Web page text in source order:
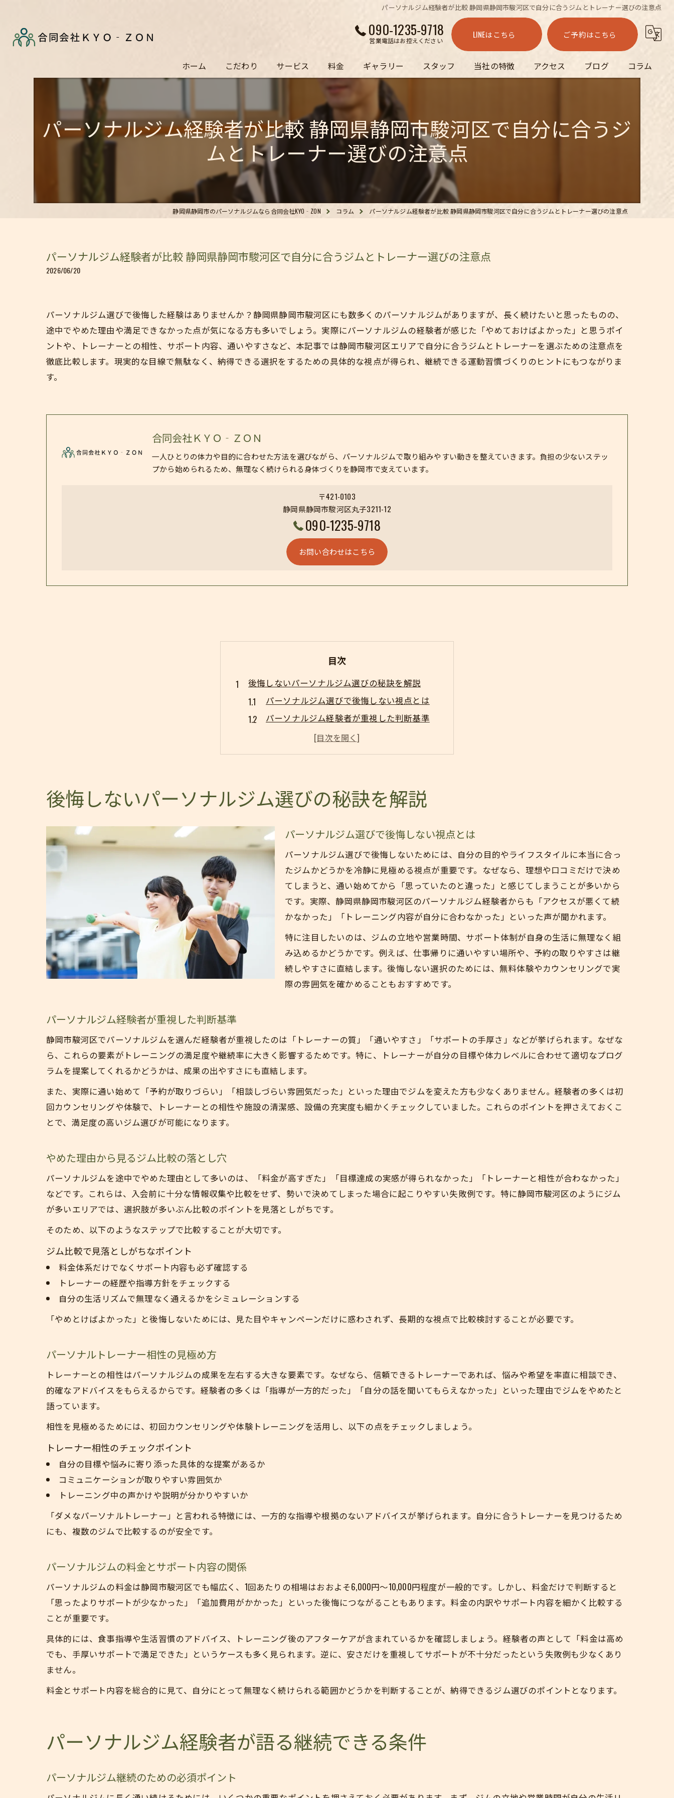
パーソナルジム経験者が比較 静岡県静岡市駿河区で自分に合うジムとトレーナー選びの注意点
090-1235-9718
営業電話はお控えください
LINEはこちら ご予約はこちら
ホーム こだわり サービス 料金 ギャラリー スタッフ 当社の特徴
ピラティス
アクセス ブログ コラム
パーソナルジム経験者が比較 静岡県静岡市駿河区で自分に合うジ
ムとトレーナー選びの注意点
静岡県静岡市のパーソナルジムなら合同会社KYO‐ZON コラム パーソナルジム経験者が比較 静岡県静岡市駿河区で自分に合うジムとトレーナー選びの注意点
パーソナルジム経験者が比較 静岡県静岡市駿河区で自分に合うジムとトレーナー選びの注意点
2026/06/20
パーソナルジム選びで後悔した経験はありませんか？静岡県静岡市駿河区にも数多くのパーソナルジムがありますが、長く続けたいと思ったものの、
途中でやめた理由や満足できなかった点が気になる方も多いでしょう。実際にパーソナルジムの経験者が感じた「やめておけばよかった」と思うポイ
ントや、トレーナーとの相性、サポート内容、通いやすさなど、本記事では静岡市駿河区エリアで自分に合うジムとトレーナーを選ぶための注意点を
徹底比較します。現実的な目線で無駄なく、納得できる選択をするための具体的な視点が得られ、継続できる運動習慣づくりのヒントにもつながりま
す。
合同会社ＫＹＯ‐ＺＯＮ
一人ひとりの体力や目的に合わせた方法を選びながら、パーソナルジムで取り組みやすい動きを整えていきます。負担の少ないステッ
プから始められるため、無理なく続けられる身体づくりを静岡市で支えています。
〒421-0103
静岡県静岡市駿河区丸子3211-12
090-1235-9718
お問い合わせはこちら
目次
後悔しないパーソナルジム選びの秘訣を解説
パーソナルジム選びで後悔しない視点とは
パーソナルジム経験者が重視した判断基準
やめた理由から見るジム比較の落とし穴
パーソナルトレーナー相性の見極め方
パーソナルジム経験者が語る継続できる条件
パーソナルジム継続のための必須ポイント
経験者が感じた通いやすさの重要性
パーソナルトレーナーの対応力で変わる習慣
サポート体制が続けやすさに与える影響
パーソナルジムを続けた人の共通点
静岡市駿河区で相性重視のジム選び実践法
静岡市駿河区でパーソナルジムを選ぶコツ
パーソナルジムの体験で確認すべき点
生活動線に合うパーソナルジムの探し方
相性重視で比較するパーソナルジムの条件
ダメなパーソナルトレーナーの特徴を解説
サポート不足が招くパーソナルジム離脱例
失敗を防ぐジム選びのポイントまとめ
パーソナルトレーナー選びで後悔しない方法
トレーナーの質と対応力で選ぶべき理由
トレーナーの対応力で満足度が変わる
パーソナルジムで求めたいサポート内容
無駄なく納得できるパーソナルジム比較術
パーソナルジム比較で重視すべき視点
サポート体制で選ぶパーソナルジム比較法
後悔しないパーソナルジム選びの秘訣を解説
パーソナルジム選びで後悔しない視点とは
パーソナルジム選びで後悔しないためには、自分の目的やライフスタイルに本当に合っ
たジムかどうかを冷静に見極める視点が重要です。なぜなら、理想や口コミだけで決め
てしまうと、通い始めてから「思っていたのと違った」と感じてしまうことが多いから
です。実際、静岡県静岡市駿河区のパーソナルジム経験者からも「アクセスが悪くて続
かなかった」「トレーニング内容が自分に合わなかった」といった声が聞かれます。
特に注目したいのは、ジムの立地や営業時間、サポート体制が自身の生活に無理なく組
み込めるかどうかです。例えば、仕事帰りに通いやすい場所や、予約の取りやすさは継
続しやすさに直結します。後悔しない選択のためには、無料体験やカウンセリングで実
際の雰囲気を確かめることもおすすめです。
パーソナルジム経験者が重視した判断基準
静岡市駿河区でパーソナルジムを選んだ経験者が重視したのは「トレーナーの質」「通いやすさ」「サポートの手厚さ」などが挙げられます。なぜな
ら、これらの要素がトレーニングの満足度や継続率に大きく影響するためです。特に、トレーナーが自分の目標や体力レベルに合わせて適切なプログ
ラムを提案してくれるかどうかは、成果の出やすさにも直結します。
また、実際に通い始めて「予約が取りづらい」「相談しづらい雰囲気だった」といった理由でジムを変えた方も少なくありません。経験者の多くは初
回カウンセリングや体験で、トレーナーとの相性や施設の清潔感、設備の充実度も細かくチェックしていました。これらのポイントを押さえておくこ
とで、満足度の高いジム選びが可能になります。
やめた理由から見るジム比較の落とし穴
パーソナルジムを途中でやめた理由として多いのは、「料金が高すぎた」「目標達成の実感が得られなかった」「トレーナーと相性が合わなかった」
などです。これらは、入会前に十分な情報収集や比較をせず、勢いで決めてしまった場合に起こりやすい失敗例です。特に静岡市駿河区のようにジム
が多いエリアでは、選択肢が多いぶん比較のポイントを見落としがちです。
そのため、以下のようなステップで比較することが大切です。
ジム比較で見落としがちなポイント
料金体系だけでなくサポート内容も必ず確認する
トレーナーの経歴や指導方針をチェックする
自分の生活リズムで無理なく通えるかをシミュレーションする
「やめとけばよかった」と後悔しないためには、見た目やキャンペーンだけに惑わされず、長期的な視点で比較検討することが必要です。
パーソナルトレーナー相性の見極め方
トレーナーとの相性はパーソナルジムの成果を左右する大きな要素です。なぜなら、信頼できるトレーナーであれば、悩みや希望を率直に相談でき、
的確なアドバイスをもらえるからです。経験者の多くは「指導が一方的だった」「自分の話を聞いてもらえなかった」といった理由でジムをやめたと
語っています。
相性を見極めるためには、初回カウンセリングや体験トレーニングを活用し、以下の点をチェックしましょう。
トレーナー相性のチェックポイント
自分の目標や悩みに寄り添った具体的な提案があるか
コミュニケーションが取りやすい雰囲気か
トレーニング中の声かけや説明が分かりやすいか
「ダメなパーソナルトレーナー」と言われる特徴には、一方的な指導や根拠のないアドバイスが挙げられます。自分に合うトレーナーを見つけるため
にも、複数のジムで比較するのが安全です。
パーソナルジムの料金とサポート内容の関係
パーソナルジムの料金は静岡市駿河区でも幅広く、1回あたりの相場はおおよそ6,000円〜10,000円程度が一般的です。しかし、料金だけで判断すると
「思ったよりサポートが少なかった」「追加費用がかかった」といった後悔につながることもあります。料金の内訳やサポート内容を細かく比較する
ことが重要です。
具体的には、食事指導や生活習慣のアドバイス、トレーニング後のアフターケアが含まれているかを確認しましょう。経験者の声として「料金は高め
でも、手厚いサポートで満足できた」というケースも多く見られます。逆に、安さだけを重視してサポートが不十分だったという失敗例も少なくあり
ません。
料金とサポート内容を総合的に見て、自分にとって無理なく続けられる範囲かどうかを判断することが、納得できるジム選びのポイントとなります。
パーソナルジム経験者が語る継続できる条件
パーソナルジム継続のための必須ポイント